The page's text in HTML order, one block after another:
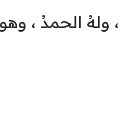
، ولهُ الحمدُ ، وهو